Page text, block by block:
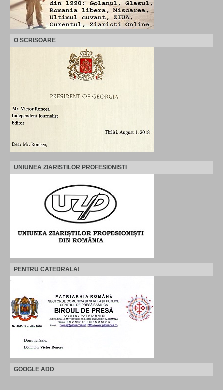
O SCRISOARE
UNIUNEA ZIARISTILOR PROFESIONISTI
PENTRU CATEDRALA!
GOOGLE ADD